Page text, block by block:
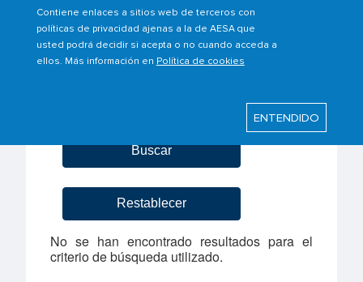
Contiene enlaces a sitios web de terceros con
políticas de privacidad ajenas a la de AESA que
usted podrá decidir si acepta o no cuando acceda a
ellos. Más información en Política de cookies
ENTENDIDO
No se han encontrado resultados para el
criterio de búsqueda utilizado.